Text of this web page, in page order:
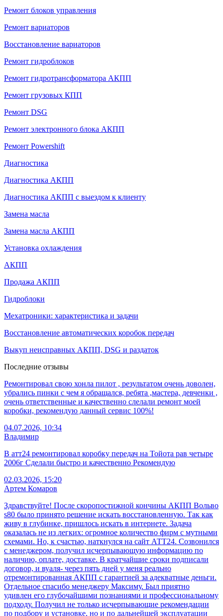
Ремонт блоков управления
Ремонт вариаторов
Восстановление вариаторов
Ремонт гидроблоков
Ремонт гидротрансформатора АКПП
Ремонт грузовых КПП
Ремонт DSG
Ремонт электронного блока АКПП
Ремонт Powershift
Диагностика
Диагностика АКПП
Диагностика АКПП с выездом к клиенту
Замена масла
Замена масла АКПП
Установка охлаждения
АКПП
Продажа АКПП
Гидроблоки
Мехатроники: характеристика и задачи
Восстановление автоматических коробок передач
Выкуп неисправных АКПП, DSG и раздаток
Последние отзывы
Ремонтировал свою хонла пилот , результатом очень доволен,
убрались пинки с чем я обращался, ребята ,мастера, девченки ,
очень ответственные и качественно слелали ремонт моей
коробки, рекомендую данный сервис 100%!
04.07.2026, 10:34
Владимир
В атт24 ремонтировал коробку передач на Тойота рав четыре
2006г Сделали быстро и качественно Рекомендую
02.03.2026, 15:20
Артем Комаров
Здравствуйте! После скоропостижной кончины АКПП Вольво
s80 было принято решение искать восстановленную. Так как
живу в глубинке, пришлось искать в интернете. Задача
оказалась не из легких: огромное количество фирм с мутными
схемами. Но, к счастью, наткнулся на сайт АТТ24. Созвонился
с менеджером, получил исчерпывающую информацию по
наличию, оплате, доставке. В кратчайшие сроки подписали
договор, и вуаля- через пять дней у меня реально
отремонтированная АКПП с гарантией за адекватные деньги.
Отдельное спасибо менеджеру Максиму. Был приятно
удивлен его глубочайшими познаниями и профессиональному
подходу. Получил не только исчерпывающие рекомендации
по подбору и установке, но и по дальнейшей эксплуатации